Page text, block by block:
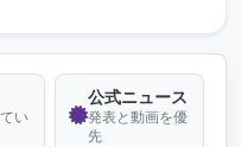
い
公式ニュース
発表と動画を優
先